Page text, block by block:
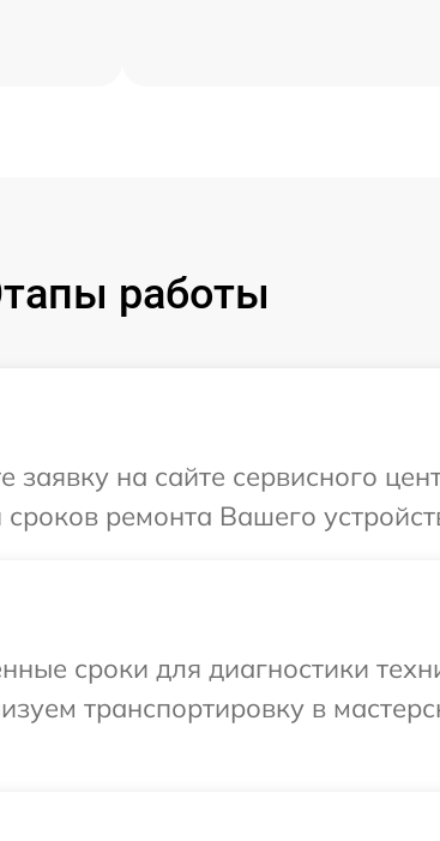
работы
заявку на сайте сервисного
ремонта Вашего
сроки для диагностики
транспортировку в